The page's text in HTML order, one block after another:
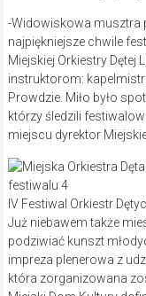
-Widowiskowa musztra
najpiękniejsze chwile
Miejskiej Orkiestry Dętej
instruktorom:
Prowdzie. Miło było
którzy śledzili
miejscu dyrektor
IV Festiwal Orkiestr
Już niebawem także
podziwiać kunszt
impreza plenerowa z
która zorganizowana